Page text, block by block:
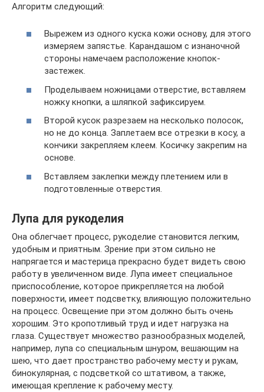
Алгоритм следующий:
Вырежем из одного куска кожи основу, для этого
измеряем запястье. Карандашом с изнаночной
стороны намечаем расположение кнопок-
застежек.
Проделываем ножницами отверстие, вставляем
ножку кнопки, а шляпкой зафиксируем.
Второй кусок разрезаем на несколько полосок,
но не до конца. Заплетаем все отрезки в косу, а
кончики закрепляем клеем. Косичку закрепим на
основе.
Вставляем заклепки между плетением или в
подготовленные отверстия.
Лупа для рукоделия
Она облегчает процесс, рукоделие становится легким,
удобным и приятным. Зрение при этом сильно не
напрягается и мастерица прекрасно будет видеть свою
работу в увеличенном виде. Лупа имеет специальное
приспособление, которое прикрепляется на любой
поверхности, имеет подсветку, влияющую положительно
на процесс. Освещение при этом должно быть очень
хорошим. Это кропотливый труд и идет нагрузка на
глаза. Существует множество разнообразных моделей,
например, лупа со специальным шнуром, вешающим на
шею, что дает пространство рабочему месту и рукам,
бинокулярная, с подсветкой со штативом, а также,
имеющая крепление к рабочему месту.